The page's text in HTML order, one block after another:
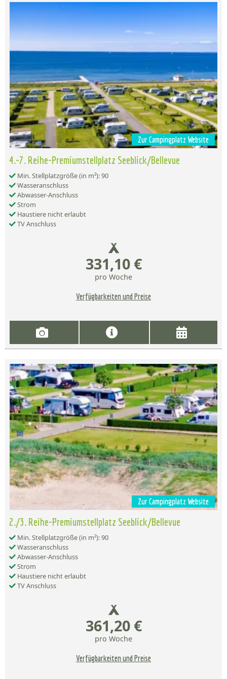
Zur Campingplatz Website
4.-7. Reihe-Premiumstellplatz Seeblick/Bellevue
Min. Stellplatzgröße (in m²): 90
Wasseranschluss
Abwasser-Anschluss
Strom
Haustiere nicht erlaubt
TV Anschluss
331,10 €
pro Woche
Verfügbarkeiten und Preise
Zur Campingplatz Website
2./3. Reihe-Premiumstellplatz Seeblick/Bellevue
Min. Stellplatzgröße (in m²): 90
Wasseranschluss
Abwasser-Anschluss
Strom
Haustiere nicht erlaubt
TV Anschluss
361,20 €
pro Woche
Verfügbarkeiten und Preise